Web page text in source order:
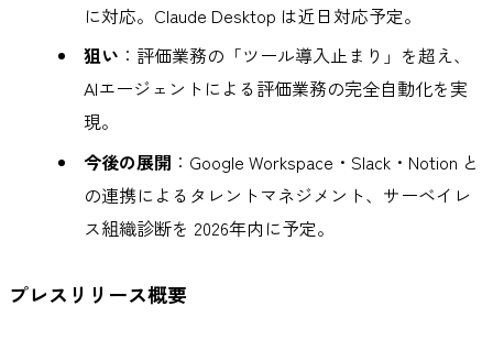
に対応。Claude Desktop は近日対応予定。
狙い ：評価業務の「ツール導入止まり」を超え、
AIエージェントによる評価業務の完全自動化を実
現。
今後の展開 ：Google Workspace・Slack・Notion と
の連携によるタレントマネジメント、サーベイレ
ス組織診断を 2026年内に予定。
プレスリリース概要